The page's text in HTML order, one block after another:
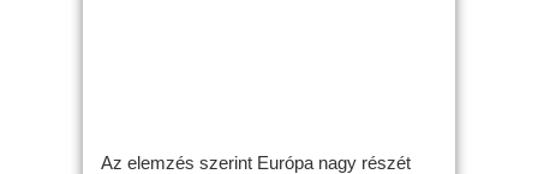
Az elemzés szerint Európa nagy részét